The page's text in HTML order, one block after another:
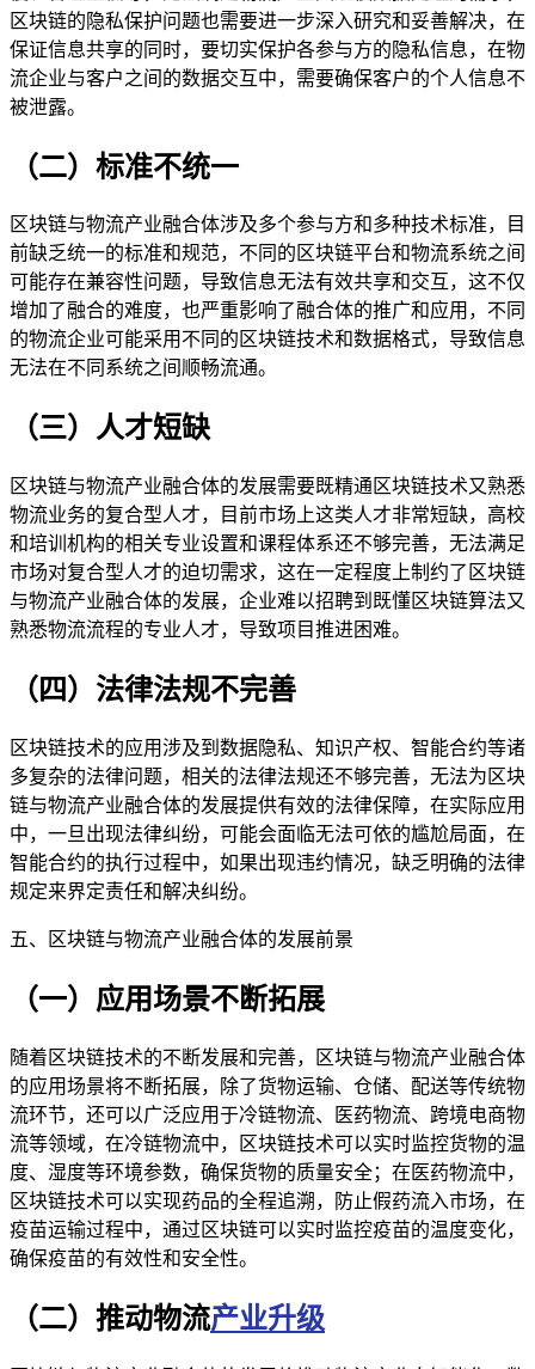
区块链的隐私保护问题也需要进一步深入研究和妥善解决，在
保证信息共享的同时，要切实保护各参与方的隐私信息，在物
流企业与客户之间的数据交互中，需要确保客户的个人信息不
被泄露。
（二）标准不统一
区块链与物流产业融合体涉及多个参与方和多种技术标准，目
前缺乏统一的标准和规范，不同的区块链平台和物流系统之间
可能存在兼容性问题，导致信息无法有效共享和交互，这不仅
增加了融合的难度，也严重影响了融合体的推广和应用，不同
的物流企业可能采用不同的区块链技术和数据格式，导致信息
无法在不同系统之间顺畅流通。
（三）人才短缺
区块链与物流产业融合体的发展需要既精通区块链技术又熟悉
物流业务的复合型人才，目前市场上这类人才非常短缺，高校
和培训机构的相关专业设置和课程体系还不够完善，无法满足
市场对复合型人才的迫切需求，这在一定程度上制约了区块链
与物流产业融合体的发展，企业难以招聘到既懂区块链算法又
熟悉物流流程的专业人才，导致项目推进困难。
（四）法律法规不完善
区块链技术的应用涉及到数据隐私、知识产权、智能合约等诸
多复杂的法律问题，相关的法律法规还不够完善，无法为区块
链与物流产业融合体的发展提供有效的法律保障，在实际应用
中，一旦出现法律纠纷，可能会面临无法可依的尴尬局面，在
智能合约的执行过程中，如果出现违约情况，缺乏明确的法律
规定来界定责任和解决纠纷。
五、区块链与物流产业融合体的发展前景
（一）应用场景不断拓展
随着区块链技术的不断发展和完善，区块链与物流产业融合体
的应用场景将不断拓展，除了货物运输、仓储、配送等传统物
流环节，还可以广泛应用于冷链物流、医药物流、跨境电商物
流等领域，在冷链物流中，区块链技术可以实时监控货物的温
度、湿度等环境参数，确保货物的质量安全；在医药物流中，
区块链技术可以实现药品的全程追溯，防止假药流入市场，在
疫苗运输过程中，通过区块链可以实时监控疫苗的温度变化，
确保疫苗的有效性和安全性。
（二）推动物流产业升级